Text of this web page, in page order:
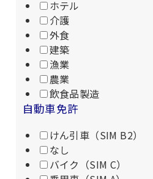
ホテル
介護
外食
建築
漁業
農業
飲食品製造
自動車免許
けん引車（SIM B2）
なし
バイク（SIM C）